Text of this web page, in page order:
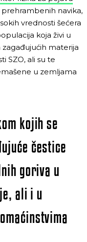
prehrambenih navika,
vrednosti šećera
koja živi u
materija
SZO, ali su te
u zemljama
kojih se
čestice
goriva u
ali i u